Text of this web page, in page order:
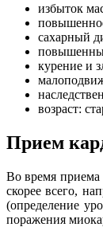
избыток
сахарный
курение и
возраст:
Прием
Во время приема
скорее всего,
(определение
поражения